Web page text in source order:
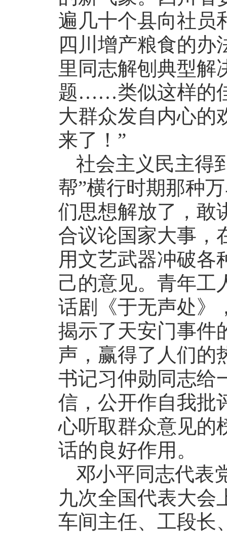
遍几十个县向社员
四川增产粮食的办
里同志解刨典型解
题……类似这样的
大群众发自内心的
来了！”
社会主义民主得
帮”横行时期那种
们思想解放了，敢
合议论国家大事，
用文艺武器冲破各
己的意见。青年工
话剧《于无声处》
揭示了天安门事件
声，赢得了人们的
书记习仲勋同志给
信，公开作自我批
心听取群众意见的
话的良好作用。
邓小平同志代表
九次全国代表大会
车间主任、工段长